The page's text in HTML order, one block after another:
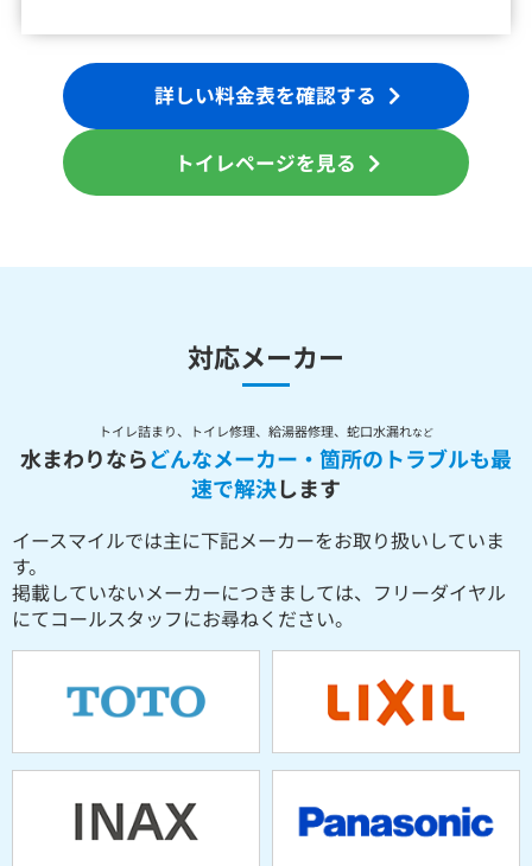
詳しい料金表を確認する
トイレページを見る
対応メーカー
トイレ詰まり、トイレ修理、給湯器修理、蛇口水漏れなど
水まわりならどんなメーカー・箇所のトラブルも最
速で解決します
イースマイルでは主に下記メーカーをお取り扱いしていま
す。
掲載していないメーカーにつきましては、フリーダイヤル
にてコールスタッフにお尋ねください。